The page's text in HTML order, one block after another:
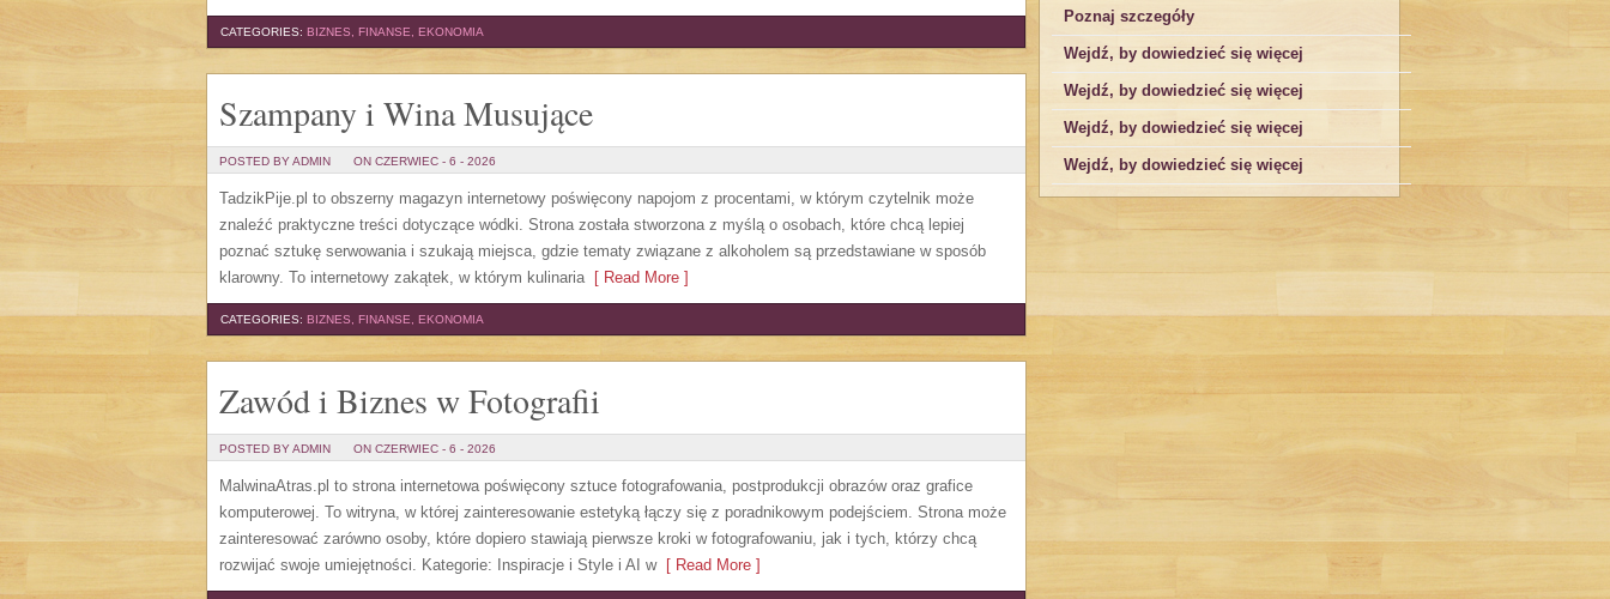
CATEGORIES: BIZNES, FINANSE, EKONOMIA
Szampany i Wina Musujące
POSTED BY ADMIN ON CZERWIEC - 6 - 2026
TadzikPije.pl to obszerny magazyn internetowy poświęcony napojom z procentami, w którym czytelnik może
znaleźć praktyczne treści dotyczące wódki. Strona została stworzona z myślą o osobach, które chcą lepiej
poznać sztukę serwowania i szukają miejsca, gdzie tematy związane z alkoholem są przedstawiane w sposób
klarowny. To internetowy zakątek, w którym kulinaria[ Read More ]
CATEGORIES: BIZNES, FINANSE, EKONOMIA
Zawód i Biznes w Fotografii
POSTED BY ADMIN ON CZERWIEC - 6 - 2026
MalwinaAtras.pl to strona internetowa poświęcony sztuce fotografowania, postprodukcji obrazów oraz grafice
komputerowej. To witryna, w której zainteresowanie estetyką łączy się z poradnikowym podejściem. Strona może
zainteresować zarówno osoby, które dopiero stawiają pierwsze kroki w fotografowaniu, jak i tych, którzy chcą
rozwijać swoje umiejętności. Kategorie: Inspiracje i Style i AI w[ Read More ]
Poznaj szczegóły
Wejdź, by dowiedzieć się więcej
Wejdź, by dowiedzieć się więcej
Wejdź, by dowiedzieć się więcej
Wejdź, by dowiedzieć się więcej